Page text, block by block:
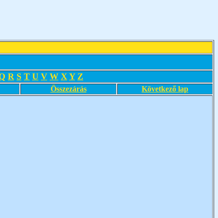
R S T U V W X Y Z
Összezárás Következő lap